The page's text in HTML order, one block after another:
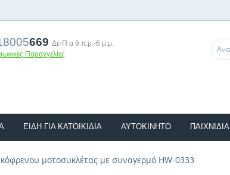
669 Δε-Π α 9 π.μ.-6 μ.μ.
Παραγγελίες
ΕΊΔΗ ΓΙΑ ΚΑΤΟΙΚΊΔΙΑ ΑΥΤΟΚΙΝΗΤΟ ΠΑΙΧΝΙΔΙΑ
μοτοσυκλέτας με συναγερμό HW-0333